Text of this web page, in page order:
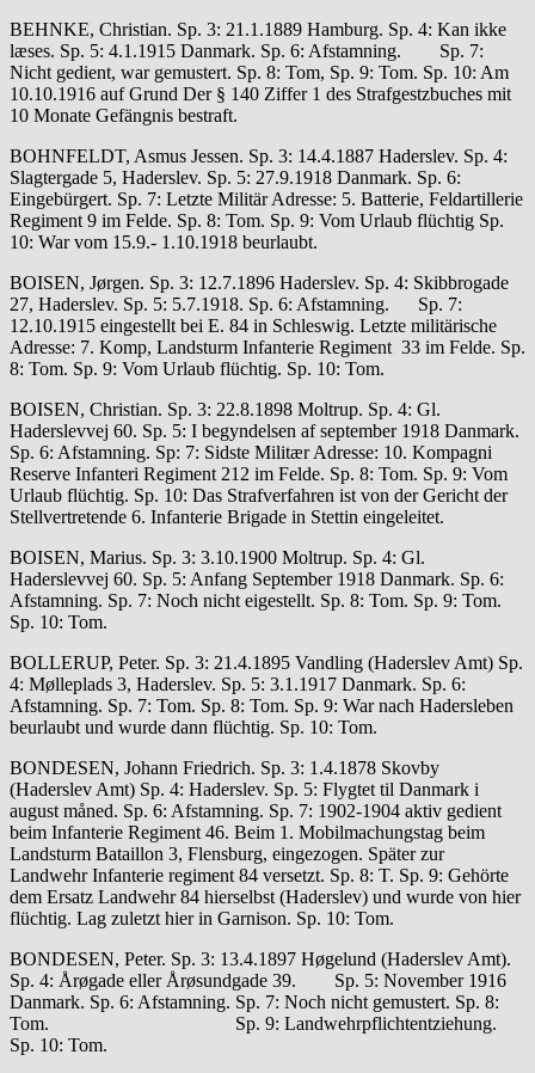
BEHNKE, Christian. Sp. 3: 21.1.1889 Hamburg. Sp. 4: Kan ikke
læses. Sp. 5: 4.1.1915 Danmark. Sp. 6: Afstamning. Sp. 7:
Nicht gedient, war gemustert. Sp. 8: Tom, Sp. 9: Tom. Sp. 10: Am
10.10.1916 auf Grund Der § 140 Ziffer 1 des Strafgestzbuches mit
10 Monate Gefängnis bestraft.
BOHNFELDT, Asmus Jessen. Sp. 3: 14.4.1887 Haderslev. Sp. 4:
Slagtergade 5, Haderslev. Sp. 5: 27.9.1918 Danmark. Sp. 6:
Eingebürgert. Sp. 7: Letzte Militär Adresse: 5. Batterie, Feldartillerie
Regiment 9 im Felde. Sp. 8: Tom. Sp. 9: Vom Urlaub flüchtig Sp.
10: War vom 15.9.- 1.10.1918 beurlaubt.
BOISEN, Jørgen. Sp. 3: 12.7.1896 Haderslev. Sp. 4: Skibbrogade
27, Haderslev. Sp. 5: 5.7.1918. Sp. 6: Afstamning. Sp. 7:
12.10.1915 eingestellt bei E. 84 in Schleswig. Letzte militärische
Adresse: 7. Komp, Landsturm Infanterie Regiment 33 im Felde. Sp.
8: Tom. Sp. 9: Vom Urlaub flüchtig. Sp. 10: Tom.
BOISEN, Christian. Sp. 3: 22.8.1898 Moltrup. Sp. 4: Gl.
Haderslevvej 60. Sp. 5: I begyndelsen af september 1918 Danmark.
Sp. 6: Afstamning. Sp: 7: Sidste Militær Adresse: 10. Kompagni
Reserve Infanteri Regiment 212 im Felde. Sp. 8: Tom. Sp. 9: Vom
Urlaub flüchtig. Sp. 10: Das Strafverfahren ist von der Gericht der
Stellvertretende 6. Infanterie Brigade in Stettin eingeleitet.
BOISEN, Marius. Sp. 3: 3.10.1900 Moltrup. Sp. 4: Gl.
Haderslevvej 60. Sp. 5: Anfang September 1918 Danmark. Sp. 6:
Afstamning. Sp. 7: Noch nicht eigestellt. Sp. 8: Tom. Sp. 9: Tom.
Sp. 10: Tom.
BOLLERUP, Peter. Sp. 3: 21.4.1895 Vandling (Haderslev Amt) Sp.
4: Mølleplads 3, Haderslev. Sp. 5: 3.1.1917 Danmark. Sp. 6:
Afstamning. Sp. 7: Tom. Sp. 8: Tom. Sp. 9: War nach Hadersleben
beurlaubt und wurde dann flüchtig. Sp. 10: Tom.
BONDESEN, Johann Friedrich. Sp. 3: 1.4.1878 Skovby
(Haderslev Amt) Sp. 4: Haderslev. Sp. 5: Flygtet til Danmark i
august måned. Sp. 6: Afstamning. Sp. 7: 1902-1904 aktiv gedient
beim Infanterie Regiment 46. Beim 1. Mobilmachungstag beim
Landsturm Bataillon 3, Flensburg, eingezogen. Später zur
Landwehr Infanterie regiment 84 versetzt. Sp. 8: T. Sp. 9: Gehörte
dem Ersatz Landwehr 84 hierselbst (Haderslev) und wurde von hier
flüchtig. Lag zuletzt hier in Garnison. Sp. 10: Tom.
BONDESEN, Peter. Sp. 3: 13.4.1897 Høgelund (Haderslev Amt).
Sp. 4: Årøgade eller Årøsundgade 39. Sp. 5: November 1916
Danmark. Sp. 6: Afstamning. Sp. 7: Noch nicht gemustert. Sp. 8:
Tom. Sp. 9: Landwehrpflichtentziehung.
Sp. 10: Tom.